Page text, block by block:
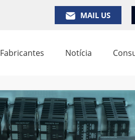
MAIL US
Fabricantes Notícia